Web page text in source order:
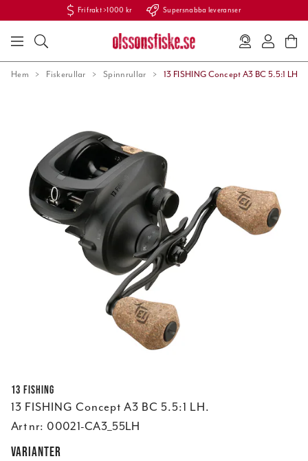
Fri frakt >1000 kr Supersnabba leveranser
Hem Fiskerullar Spinnrullar 13 FISHING Concept A3 BC 5.5:1 LH.
13 FISHING
13 FISHING Concept A3 BC 5.5:1 LH.
Art nr: 00021-CA3_55LH
VARIANTER